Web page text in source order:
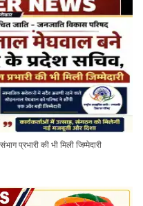
प्रभारी की भी मिली जिम्मेदारी